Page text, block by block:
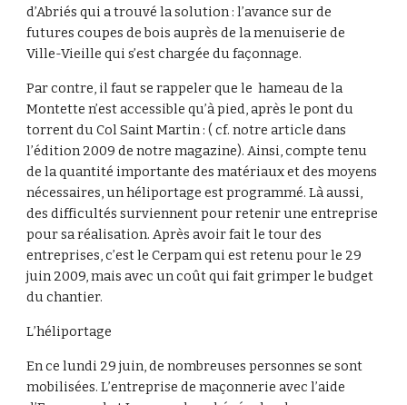
d’Abriés qui a trouvé la solution : l’avance sur de
futures coupes de bois auprès de la menuiserie de
Ville-Vieille qui s’est chargée du façonnage.
Par contre, il faut se rappeler que le hameau de la
Montette n’est accessible qu’à pied, après le pont du
torrent du Col Saint Martin : ( cf. notre article dans
l’édition 2009 de notre magazine). Ainsi, compte tenu
de la quantité importante des matériaux et des moyens
nécessaires, un héliportage est programmé. Là aussi,
des difficultés surviennent pour retenir une entreprise
pour sa réalisation. Après avoir fait le tour des
entreprises, c’est le Cerpam qui est retenu pour le 29
juin 2009, mais avec un coût qui fait grimper le budget
du chantier.
L’héliportage
En ce lundi 29 juin, de nombreuses personnes se sont
mobilisées. L’entreprise de maçonnerie avec l’aide